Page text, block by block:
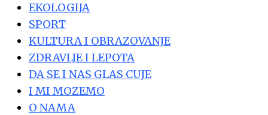
EKOLOGIJA
SPORT
KULTURA I OBRAZOVANJE
ZDRAVLJE I LEPOTA
DA SE I NAS GLAS CUJE
I MI MOZEMO
O NAMA